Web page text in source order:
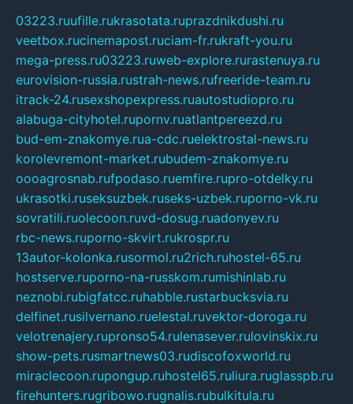
03223.ruufille.rukrasotata.ruprazdnikdushi.ru
veetbox.rucinemapost.ruciam-fr.rukraft-you.ru
mega-press.ru03223.ruweb-explore.rurastenuya.ru
eurovision-russia.rustrah-news.rufreeride-team.ru
itrack-24.rusexshopexpress.ruautostudiopro.ru
alabuga-cityhotel.rupornv.ruatlantpereezd.ru
bud-em-znakomye.rua-cdc.ruelektrostal-news.ru
korolevremont-market.rubudem-znakomye.ru
oooagrosnab.rufpodaso.ruemfire.rupro-otdelky.ru
ukrasotki.ruseksuzbek.ruseks-uzbek.ruporno-vk.ru
sovratili.ruolecoon.ruvd-dosug.ruadonyev.ru
rbc-news.ruporno-skvirt.rukrospr.ru
13autor-kolonka.rusormol.ru2rich.ruhostel-65.ru
hostserve.ruporno-na-russkom.rumishinlab.ru
neznobi.rubigfatcc.ruhabble.rustarbucksvia.ru
delfinet.rusilvernano.ruelestal.ruvektor-doroga.ru
velotrenajery.rupronso54.rulenasever.rulovinskix.ru
show-pets.rusmartnews03.rudiscofoxworld.ru
miraclecoon.rupongup.ruhostel65.ruliura.ruglasspb.ru
firehunters.rugribowo.rugnalis.rubulkitula.ru